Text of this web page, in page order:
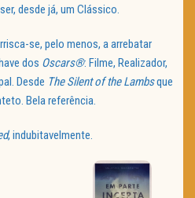
desde já, um Clássico.
se, pelo menos, a arrebatar
dos Oscars®: Filme, Realizador,
Desde The Silent of the Lambsque
Bela referência.
, indubitavelmente.